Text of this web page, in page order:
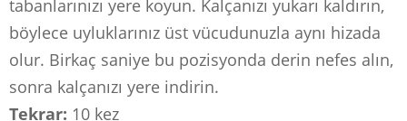
tabanlarınızı yere koyun. Kalçanızı yukarı kaldırın,
böylece uyluklarınız üst vücudunuzla aynı hizada
olur. Birkaç saniye bu pozisyonda derin nefes alın,
sonra kalçanızı yere indirin.
Tekrar: 10 kez